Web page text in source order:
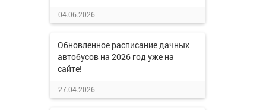
04.06.2026
Обновленное расписание дачных
автобусов на 2026 год уже на
сайте!
27.04.2026